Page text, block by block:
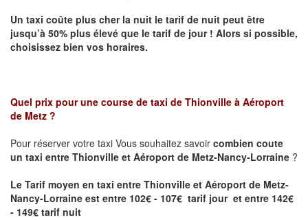
Un taxi coûte plus cher la nuit le tarif de nuit peut être
jusqu’à 50% plus élevé que le tarif de jour ! Alors si possible,
choisissez bien vos horaires.
Quel prix pour une course de taxi de Thionville à Aéroport
de Metz ?
Pour réserver votre taxi Vous souhaitez savoir combien coute
un taxi entre Thionville et Aéroport de Metz-Nancy-Lorraine ?
Le Tarif moyen en taxi entre Thionville et Aéroport de Metz-
Nancy-Lorraine est entre 102€ - 107€ tarif jour et entre 142€
- 149€ tarif nuit